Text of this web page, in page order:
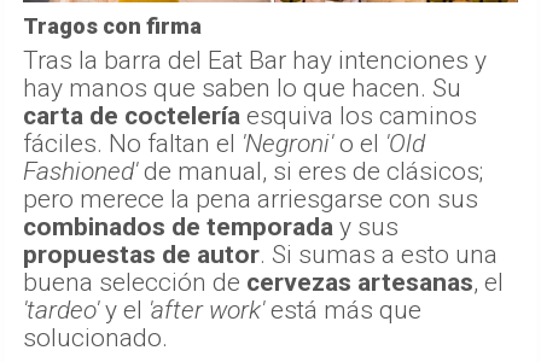
Tragos con firma
Tras la barra del Eat Bar hay intenciones y
hay manos que saben lo que hacen. Su
carta de coctelería esquiva los caminos
fáciles. No faltan el 'Negroni'o el 'Old
Fashioned'de manual, si eres de clásicos;
pero merece la pena arriesgarse con sus
combinados de temporada y sus
propuestas de autor. Si sumas a esto una
buena selección de cervezas artesanas, el
'tardeo'y el 'after work'está más que
solucionado.